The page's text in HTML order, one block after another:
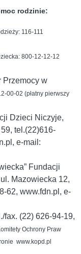
rodzinie:
116-111
800-12-12-12
Przemocy w
00-02 (płatny pierwszy
Dzieci Niczyje,
tel.(22)616-
e-mail:
Fundacji
Mazowiecka 12,
62, www.fdn.pl, e-
fax. (22) 626-94-19,
Ochrony Praw
www.kopd.pl